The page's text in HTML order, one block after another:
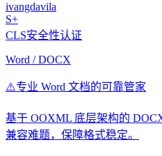
ivangdavila
S+
CLS安全性认证
Word / DOCX
⚠️专业 Word 文档的可靠管家
基于 OOXML 底层架构的
兼容难题，保障格式稳定。